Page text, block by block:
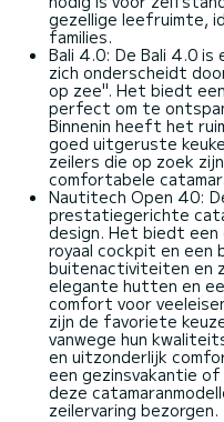
gezellige leefruimte,
families.
Bali 4.0: De Bali 4.0 is
zich onderscheidt
op zee". Het biedt
perfect om te
Binnenin heeft het
goed uitgeruste
zeilers die op zoek
comfortabele
Nautitech Open 40:
prestatiegerichte
design. Het biedt
royaal cockpit en een
buitenactiviteiten en
elegante hutten en
comfort voor
zijn de favoriete
vanwege hun
en uitzonderlijk
een gezinsvakantie
deze
zeilervaring bezorgen.